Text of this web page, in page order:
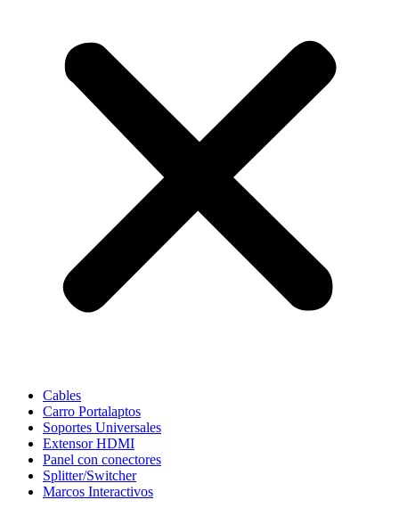
Cables
Carro Portalaptos
Soportes Universales
Extensor HDMI
Panel con conectores
Splitter/Switcher
Marcos Interactivos